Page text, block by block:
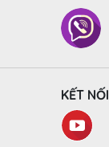
KẾT NỐI